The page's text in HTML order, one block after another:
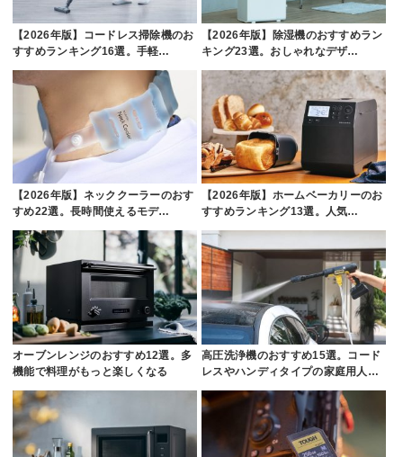
【2026年版】コードレス掃除機のお
すすめランキング16選。手軽…
【2026年版】除湿機のおすすめラン
キング23選。おしゃれなデザ…
【2026年版】ネッククーラーのおす
すめ22選。長時間使えるモデ…
【2026年版】ホームベーカリーのお
すすめランキング13選。人気…
オーブンレンジのおすすめ12選。多
機能で料理がもっと楽しくなる
高圧洗浄機のおすすめ15選。コード
レスやハンディタイプの家庭用人…